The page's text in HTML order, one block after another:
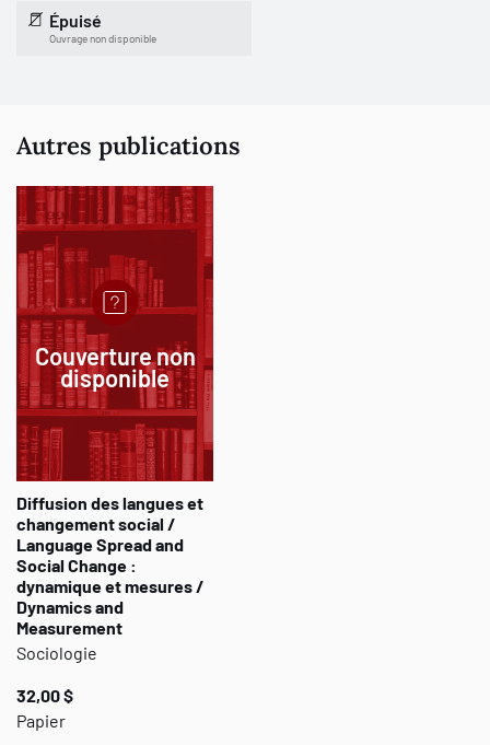
Épuisé
Ouvrage non disponible
Autres publications
Couverture non
disponible
Diffusion des langues et
changement social /
Language Spread and
Social Change :
dynamique et mesures /
Dynamics and
Measurement
Sociologie
32,00 $
Papier